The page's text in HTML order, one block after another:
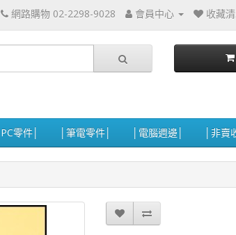
網路購物 02-2298-9028 會員中心 收藏
│PC零件│ │筆電零件│ │電腦週邊│ │非賣